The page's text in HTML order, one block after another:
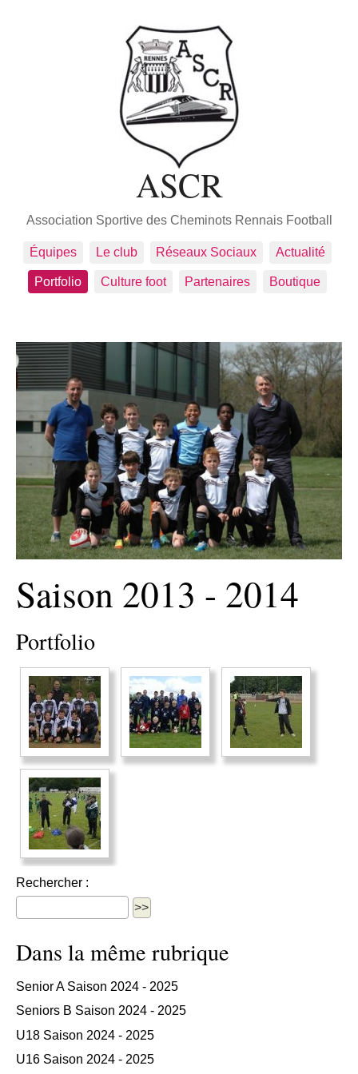
ASCR
Association Sportive des Cheminots Rennais Football
Équipes Le club Réseaux Sociaux Actualité
Portfolio Culture foot Partenaires Boutique
Saison 2013 - 2014
Portfolio
Rechercher :
Dans la même rubrique
Senior A Saison 2024 - 2025
Seniors B Saison 2024 - 2025
U18 Saison 2024 - 2025
U16 Saison 2024 - 2025